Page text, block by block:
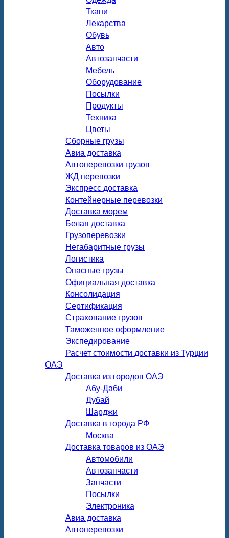
Ткани
Лекарства
Обувь
Авто
Автозапчасти
Мебель
Оборудование
Посылки
Продукты
Техника
Цветы
Сборные грузы
Авиа доставка
Автоперевозки грузов
ЖД перевозки
Экспресс доставка
Контейнерные перевозки
Доставка морем
Белая доставка
Грузоперевозки
Негабаритные грузы
Логистика
Опасные грузы
Официальная доставка
Консолидация
Сертификация
Страхование грузов
Таможенное оформление
Экспедирование
Расчет стоимости доставки из Турции
ОАЭ
Доставка из городов ОАЭ
Абу-Даби
Дубай
Шарджи
Доставка в города РФ
Москва
Доставка товаров из ОАЭ
Автомобили
Автозапчасти
Запчасти
Посылки
Электроника
Авиа доставка
Автоперевозки